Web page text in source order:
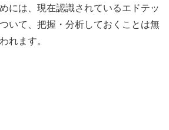
には、現在認識されているエドテッ
いて、把握・分析しておくことは無
れます。